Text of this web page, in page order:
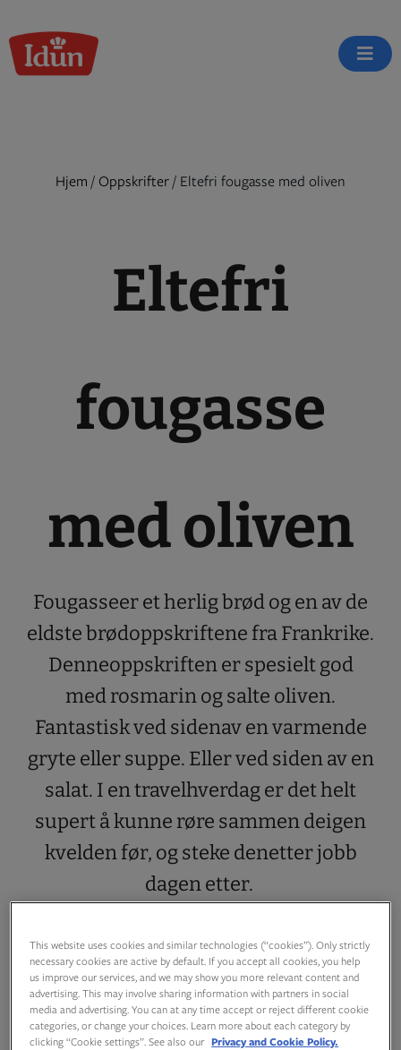
to
content
Hjem / Oppskrifter/ Eltefri fougasse med oliven
Eltefri
fougasse
med oliven
Fougasseer et herlig brød og en av de
eldste brødoppskriftene fra Frankrike.
Denneoppskriften er spesielt god
med rosmarin og salte oliven.
Fantastisk ved sidenav en varmende
gryte eller suppe. Eller ved siden av en
salat. I en travelhverdag er det helt
supert å kunne røre sammen deigen
kvelden før, og steke denetter jobb
dagen etter.
This website uses cookies and similar technologies (“cookies”). Only strictly
necessary cookies are active by default. If you accept all cookies, you help
us improve our services, and we may show you more relevant content and
advertising. This may involve sharing information with partners in social
media and advertising. You can at any time accept or reject different cookie
categories, or change your choices. Learn more about each category by
clicking “Cookie settings”. See also our Privacy and Cookie Policy.